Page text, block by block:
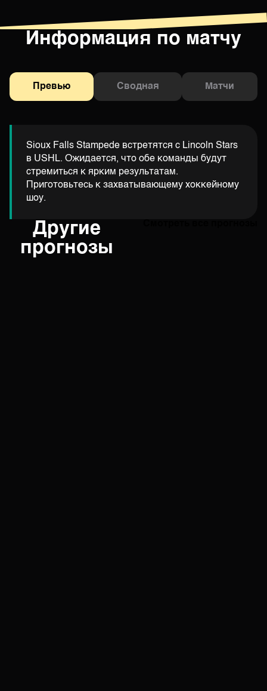
Информация по матчу
Превью Сводная Матчи
Sioux Falls Stampede встретятся с Lincoln Stars
в USHL. Ожидается, что обе команды будут
стремиться к ярким результатам.
Приготовьтесь к захватывающему хоккейному
шоу.
Другие
прогнозы